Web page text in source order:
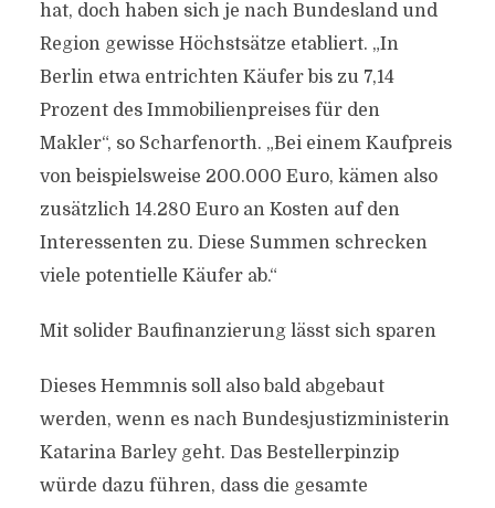
hat, doch haben sich je nach Bundesland und
Region gewisse Höchstsätze etabliert. „In
Berlin etwa entrichten Käufer bis zu 7,14
Prozent des Immobilienpreises für den
Makler“, so Scharfenorth. „Bei einem Kaufpreis
von beispielsweise 200.000 Euro, kämen also
zusätzlich 14.280 Euro an Kosten auf den
Interessenten zu. Diese Summen schrecken
viele potentielle Käufer ab.“
Mit solider Baufinanzierung lässt sich sparen
Dieses Hemmnis soll also bald abgebaut
werden, wenn es nach Bundesjustizministerin
Katarina Barley geht. Das Bestellerpinzip
würde dazu führen, dass die gesamte